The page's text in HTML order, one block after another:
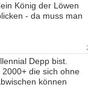
König der Löwen
- da muss man
Depp bist.
die sich ohne
können